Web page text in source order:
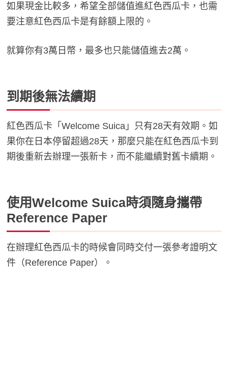
如果現金比較多，希望全部儲值進紅色西瓜卡，也需
要注意紅色西瓜卡是有餘額上限的。
就算你有3萬日幣，最多也只能儲值進去2萬。
到期後無法續期
紅色西瓜卡「Welcome Suica」只有28天有效期。如
果你在日本停留超過28天，那麼只能在紅色西瓜卡到
期後重新去辦理一張新卡，而不能繼續對舊卡續期。
使用Welcome Suica時須隨身攜帶
Reference Paper
在辦理紅色西瓜卡的時候會同時交付一張參考證明文
件（Reference Paper）。